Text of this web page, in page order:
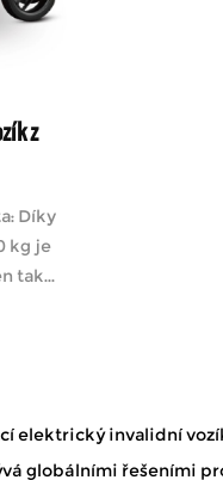
z
Díky
kg je
tak...
elektrický invalidní
globálními řešeními